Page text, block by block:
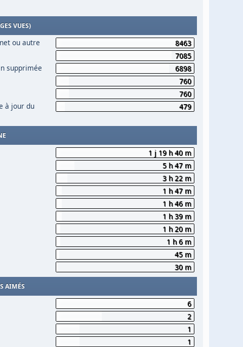
VUES)
ou autre
8463
7085
supprimée
6898
760
760
à jour du
479
1 j 19 h 40 m
5 h 47 m
3 h 22 m
1 h 47 m
1 h 46 m
1 h 39 m
1 h 20 m
1 h 6 m
45 m
30 m
AIMÉS
6
2
1
1